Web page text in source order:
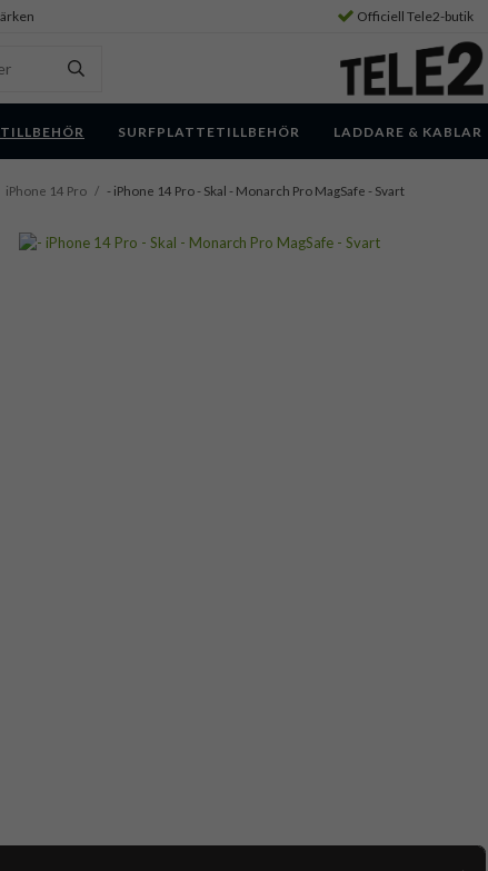
Officiell Tele2-butik
SURFPLATTETILLBEHÖR LADDARE & KABLAR
iPhone 14 Pro / - iPhone 14 Pro - Skal - Monarch Pro MagSafe - Svart